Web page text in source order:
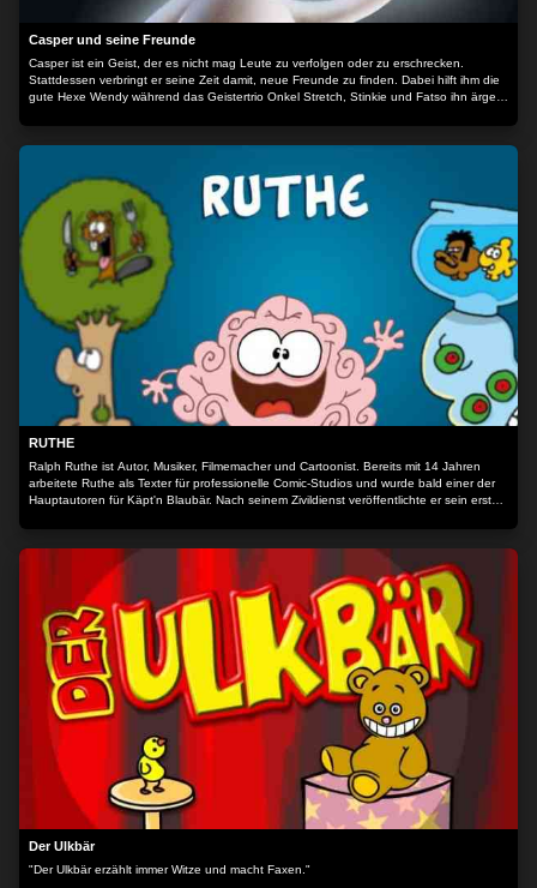
Casper und seine Freunde
Casper ist ein Geist, der es nicht mag Leute zu verfolgen oder zu erschrecken.
Stattdessen verbringt er seine Zeit damit, neue Freunde zu finden. Dabei hilft ihm die
gute Hexe Wendy während das Geistertrio Onkel Stretch, Stinkie und Fatso ihn ärgert
RUTHE
Ralph Ruthe ist Autor, Musiker, Filmemacher und Cartoonist. Bereits mit 14 Jahren
arbeitete Ruthe als Texter für professionelle Comic-Studios und wurde bald einer der
Hauptautoren für Käpt'n Blaubär. Nach seinem Zivildienst veröffentlichte er sein erstes
beliebtesten Zeichner und Autoren.
Der Ulkbär
"Der Ulkbär erzählt immer Witze und macht Faxen."